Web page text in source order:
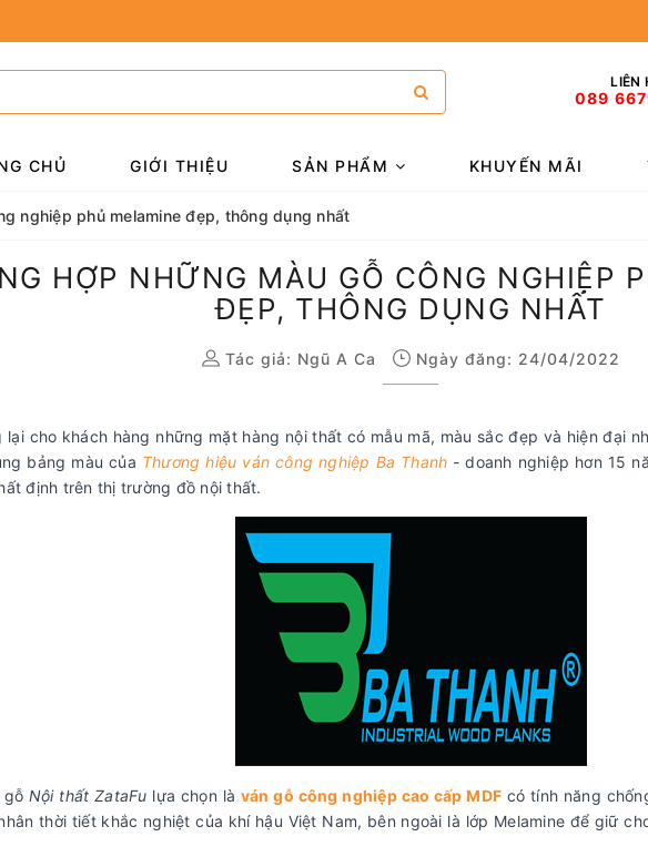
LIÊN
089
CHỦ GIỚI THIỆU SẢN PHẨM KHUYẾN MÃI
nghiệp phủ melamine đẹp, thông dụng nhất
HỢP NHỮNG MÀU GỖ CÔNG NGHIỆP
ĐẸP, THÔNG DỤNG NHẤT
Tác giả: Ngũ A Ca Ngày đăng: 24/04/2022
lại cho khách hàng những mặt hàng nội thất có mẫu mã, màu sắc đẹp và hiện đại
bảng màu của Thương hiệu ván công nghiệp Ba Thanh - doanh nghiệp hơn 15
định trên thị trường đồ nội thất.
gỗ Nội thất ZataFu lựa chọn là ván gỗ công nghiệp cao cấp MDF có tính năng
thời tiết khắc nghiệt của khí hậu Việt Nam, bên ngoài là lớp Melamine để giữ